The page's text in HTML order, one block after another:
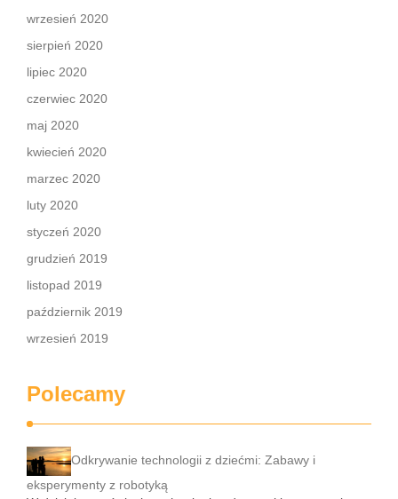
wrzesień 2020
sierpień 2020
lipiec 2020
czerwiec 2020
maj 2020
kwiecień 2020
marzec 2020
luty 2020
styczeń 2020
grudzień 2019
listopad 2019
październik 2019
wrzesień 2019
Polecamy
Odkrywanie technologii z dziećmi: Zabawy i
eksperymenty z robotyką